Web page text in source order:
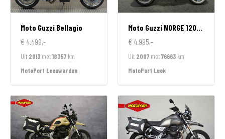
Moto Guzzi Bellagio
€ 4.499,-
Uit 2013 met18357 km
MotoPort Leeuwarden
Moto Guzzi NORGE 1200 GT
€ 4.995,-
Uit 2007 met76663 km
MotoPort Leek